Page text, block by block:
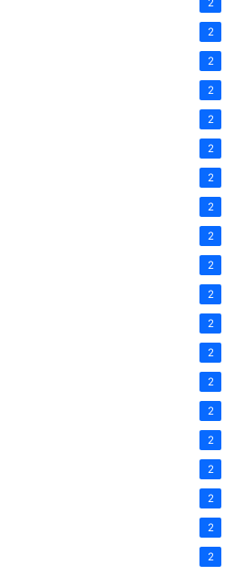
2
2
2
2
2
2
2
2
2
2
2
2
2
2
2
2
2
2
2
2